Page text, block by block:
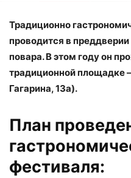
Традиционно
проводится в
повара. В этом году он
традиционной площадке
Гагарина, 13а).
План
фестиваля: